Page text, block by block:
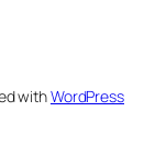
withWordPress